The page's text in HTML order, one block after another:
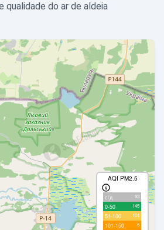
qualidade do ar de aldeia
AQI PM2.5
с/д 93
0-50 145
51-100 104
101-150 5